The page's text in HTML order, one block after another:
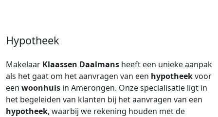
Hypotheek
Makelaar Klaassen Daalmans heeft een unieke aanpak
als het gaat om het aanvragen van een hypotheekvoor
een woonhuis in Amerongen. Onze specialisatie ligt in
het begeleiden van klanten bij het aanvragen van een
hypotheek, waarbij we rekening houden met de